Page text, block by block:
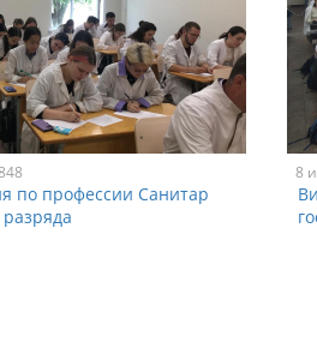
по профессии Санитар
8